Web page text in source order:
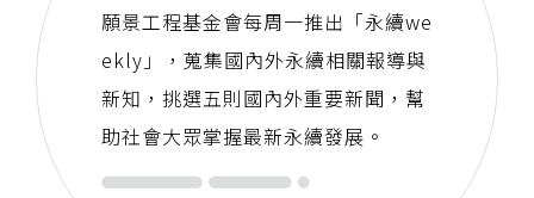
願景工程基金會每周一推出「永續we
ekly」，蒐集國內外永續相關報導與
新知，挑選五則國內外重要新聞，幫
助社會大眾掌握最新永續發展。